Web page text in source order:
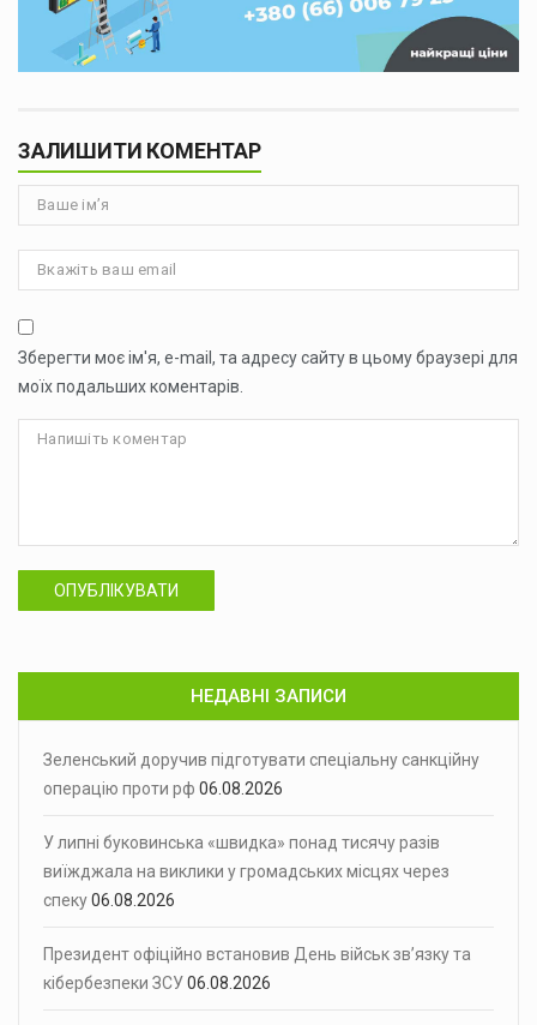
ЗАЛИШИТИ КОМЕНТАР
Зберегти моє ім'я, e-mail, та адресу сайту в цьому браузері для
моїх подальших коментарів.
ОПУБЛІКУВАТИ
НЕДАВНІ ЗАПИСИ
Зеленський доручив підготувати спеціальну санкційну
операцію проти рф 06.08.2026
У липні буковинська «швидка» понад тисячу разів
виїжджала на виклики у громадських місцях через
спеку06.08.2026
Президент офіційно встановив День військ зв’язку та
кібербезпеки ЗСУ06.08.2026